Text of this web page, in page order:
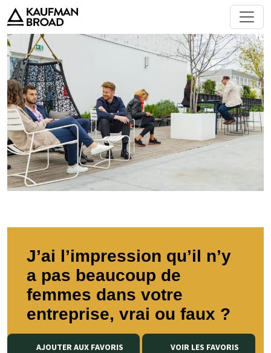
J’ai l’impression qu’il n’y
a pas beaucoup de
femmes dans votre
entreprise, vrai ou faux ?
AJOUTER AUX FAVORIS VOIR LES FAVORIS